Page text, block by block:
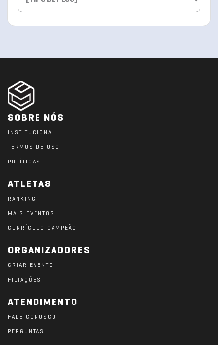
SOBRE NÓS
INSTITUCIONAL
TERMOS DE USO
POLÍTICAS
ATLETAS
RANKING
MAIS EVENTOS
CURRÍCULO CAMPEÃO
ORGANIZADORES
CRIAR EVENTO
FILIAÇÕES
ATENDIMENTO
FALE CONOSCO
PERGUNTAS